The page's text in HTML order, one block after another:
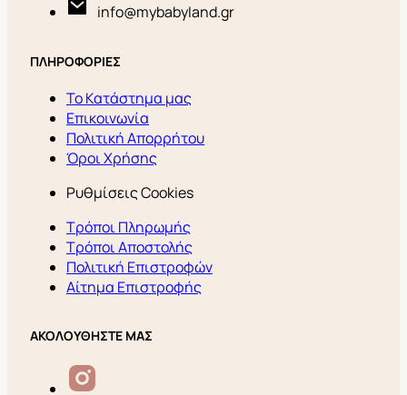
info@mybabyland.gr
ΠΛΗΡΟΦΟΡΙΕΣ
Το Κατάστημα μας
Επικοινωνία
Πολιτική Απορρήτου
Όροι Χρήσης
Ρυθμίσεις Cookies
Τρόποι Πληρωμής
Τρόποι Αποστολής
Πολιτική Επιστροφών
Αίτημα Επιστροφής
ΑΚΟΛΟΥΘΗΣΤΕ ΜΑΣ